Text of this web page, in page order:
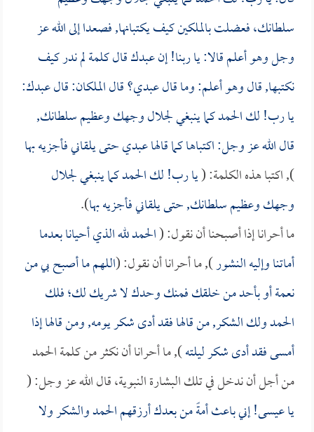
سلطانك، فعضلت بالملكين كيف يكتبانها, فصعدا إلى الله عز
وجل وهو أعلم قالا: يا ربنا! إن عبدك قال كلمة لم ندر كيف
نكتبها, قال وهو أعلم: وما قال عبدي؟ قال الملكان: قال عبدك:
يا رب! لك الحمد كما ينبغي لجلال وجهك وعظيم سلطانك,
قال الله عز وجل: اكتباها كما قالها عبدي حتى يلقاني فأجزيه بها
), اكتبا هذه الكلمة: (يا رب! لك الحمد كما ينبغي لجلال
وجهك وعظيم سلطانك, حتى يلقاني فأجزيه بها).
ما أحرانا إذا أصبحنا أن نقول: (الحمد لله الذي أحيانا بعدما
أماتنا وإليه النشور), ما أحرانا أن نقول: (اللهم ما أصبح بي من
نعمة أو بأحد من خلقك فمنك وحدك لا شريك لك؛ فلك
الحمد ولك الشكر, من قالها فقد أدى شكر يومه, ومن قالها إذا
أمسى فقد أدى شكر ليلته), ما أحرانا أن نكثر من كلمة الحمد
من أجل أن ندخل في تلك البشارة النبوية، قال الله عز وجل: (
يا عيسى! إني باعث أمةً من بعدك أرزقهم الحمد والشكر ولا